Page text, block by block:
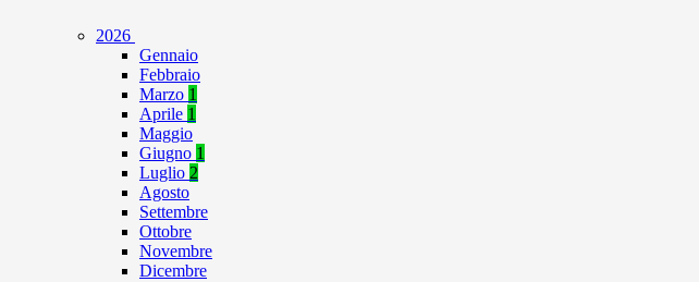
2026
Gennaio
Febbraio
Marzo 1
Aprile 1
Maggio
Giugno 1
Luglio 2
Agosto
Settembre
Ottobre
Novembre
Dicembre